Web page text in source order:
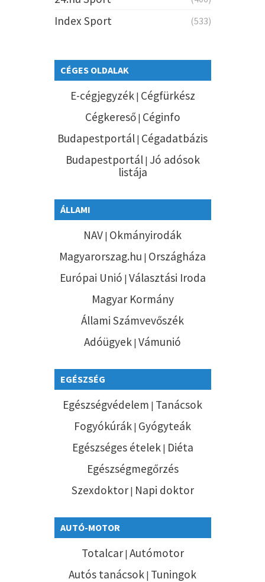
Index Sport (533)
CÉGES OLDALAK
E-cégjegyzék | Cégfürkész
Cégkereső| Céginfo
Budapestportál | Cégadatbázis
Budapestportál| Jó adósok
listája
ÁLLAMI
NAV | Okmányirodák
Magyarorszag.hu | Országháza
Európai Unió | Választási Iroda
Magyar Kormány
Állami Számvevőszék
Adóügyek | Vámunió
EGÉSZSÉG
Egészségvédelem | Tanácsok
Fogyókúrák | Gyógyteák
Egészséges ételek | Diéta
Egészségmegőrzés
Szexdoktor| Napi doktor
AUTÓ-MOTOR
Totalcar| Autómotor
Autós tanácsok | Tuningok